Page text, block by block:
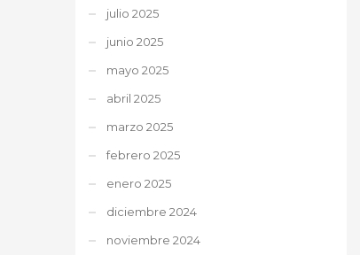
julio 2025
junio 2025
mayo 2025
abril 2025
marzo 2025
febrero 2025
enero 2025
diciembre 2024
noviembre 2024